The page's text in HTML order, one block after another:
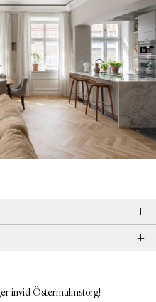
+
+
invid Östermalmstorg!